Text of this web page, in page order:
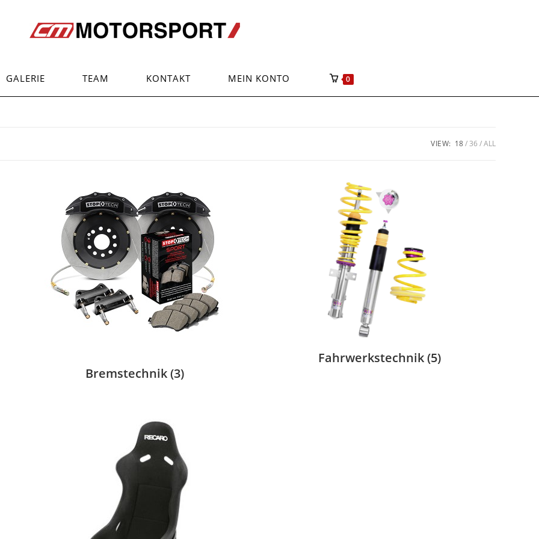
GALERIE TEAM KONTAKT MEIN KONTO 0
VIEW: 18 36 ALL
Bremstechnik(3)
Fahrwerkstechnik(5)